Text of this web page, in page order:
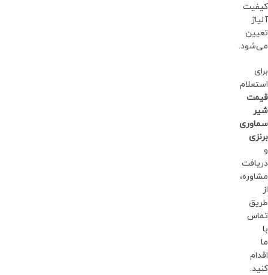
کیفیت
آلیاژ
تعیین
می‌شود.
برای
استعلام
قیمت
شیر
سماوری
برنزی
و
دریافت
مشاوره،
از
طریق
تماس
با
ما
اقدام
کنید.